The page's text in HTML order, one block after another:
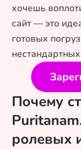
хочешь
сайт — это
готовых
Почему
ролевых